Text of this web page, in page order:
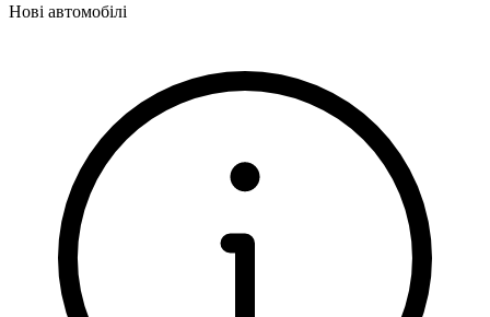
Нові автомобілі